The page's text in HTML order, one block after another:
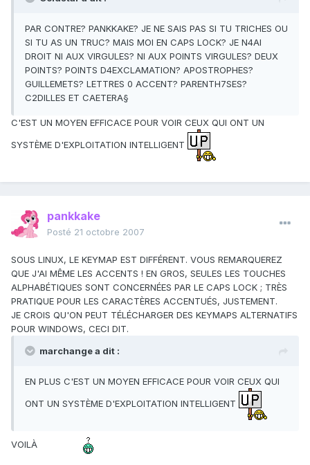
PAR CONTRE? PANKKAKE? JE NE SAIS PAS SI TU TRICHES OU
SI TU AS UN TRUC? MAIS MOI EN CAPS LOCK? JE N4AI
DROIT NI AUX VIRGULES? NI AUX POINTS VIRGULES? DEUX
POINTS? POINTS D4EXCLAMATION? APOSTROPHES?
GUILLEMETS? LETTRES 0 ACCENT? PARENTH7SES?
C2DILLES ET CAETERA§
C'EST UN MOYEN EFFICACE POUR VOIR CEUX QUI ONT UN
SYSTÈME D'EXPLOITATION INTELLIGENT
pankkake
Posté 21 octobre 2007
SOUS LINUX, LE KEYMAP EST DIFFÉRENT. VOUS REMARQUEREZ
QUE J'AI MÊME LES ACCENTS ! EN GROS, SEULES LES TOUCHES
ALPHABÉTIQUES SONT CONCERNÉES PAR LE CAPS LOCK ; TRÈS
PRATIQUE POUR LES CARACTÈRES ACCENTUÉS, JUSTEMENT.
JE CROIS QU'ON PEUT TÉLÉCHARGER DES KEYMAPS ALTERNATIFS
POUR WINDOWS, CECI DIT.
marchange a dit :
EN PLUS C'EST UN MOYEN EFFICACE POUR VOIR CEUX QUI
ONT UN SYSTÈME D'EXPLOITATION INTELLIGENT
VOILÀ